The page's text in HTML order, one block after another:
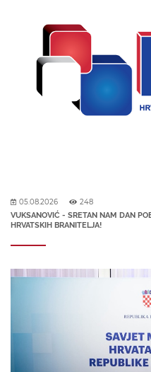
05.08.2026 248
VUKSANOVIĆ - SRETAN NAM DAN
HRVATSKIH BRANITELJA!